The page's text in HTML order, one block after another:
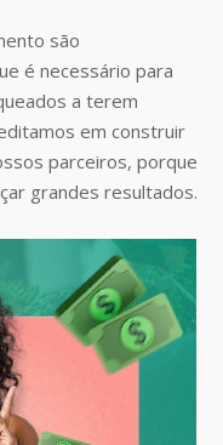
são
é necessário para
a terem
em construir
parceiros, porque
grandes resultados.